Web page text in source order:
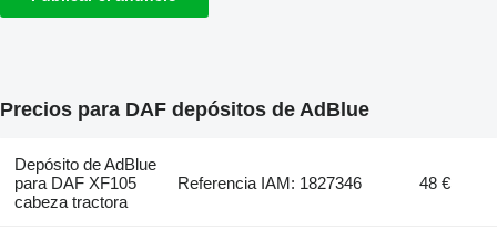
Precios para DAF depósitos de AdBlue
Depósito de AdBlue
para DAF XF105
cabeza tractora
Referencia IAM: 1827346 48 €